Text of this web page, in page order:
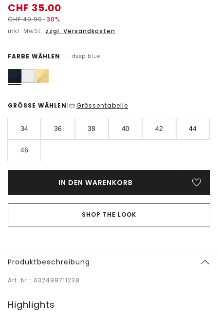
CHF 35.00
CHF49.90-30%
inkl. MwSt. zzgl. Versandkosten
FARBE WÄHLEN | deep blue
GRÖSSE WÄHLEN | Grössentabelle
34 36 38 40 42 44
46
IN DEN WARENKORB
SHOP THE LOOK
Produktbeschreibung
Art. Nr.: A32499711238
Highlights